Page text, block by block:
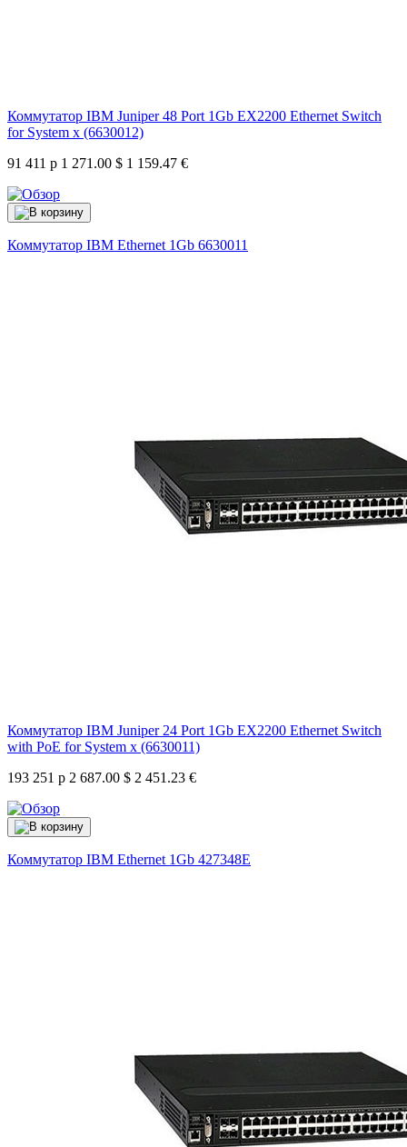
Коммутатор IBM Juniper 48 Port 1Gb EX2200 Ethernet Switch
for System x (6630012)
91 411 р 1 271.00 $ 1 159.47 €
Коммутатор IBM Ethernet 1Gb 6630011
Коммутатор IBM Juniper 24 Port 1Gb EX2200 Ethernet Switch
with PoE for System x (6630011)
193 251 р 2 687.00 $ 2 451.23 €
Коммутатор IBM Ethernet 1Gb 427348E